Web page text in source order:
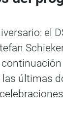
el
últimas